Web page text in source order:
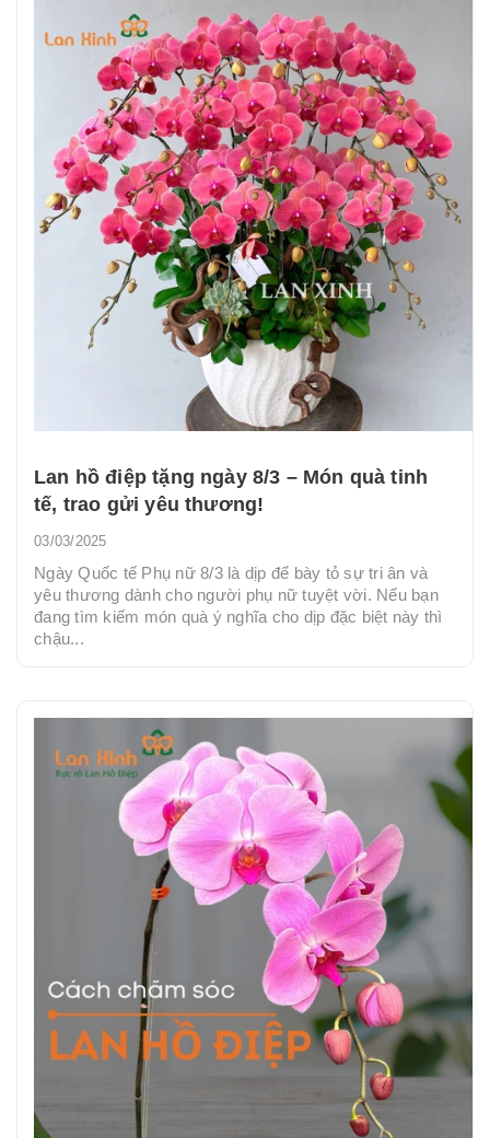
Lan hồ điệp tặng ngày 8/3 – Món quà tinh
tế, trao gửi yêu thương!
03/03/2025
Ngày Quốc tế Phụ nữ 8/3 là dịp để bày tỏ sự tri ân và
yêu thương dành cho người phụ nữ tuyệt vời. Nếu bạn
đang tìm kiếm món quà ý nghĩa cho dịp đặc biệt này thì
chậu...